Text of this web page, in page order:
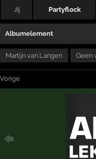
Jij Partyflock
Albumelement
Martijn van Langen : Geen
Vorige